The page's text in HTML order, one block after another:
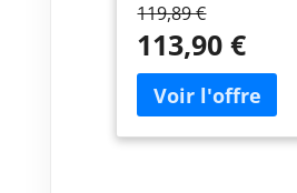
pour une clarté
exceptionnelle. Avec
ANSI, son contraste
sa température de
8000K, il produit des
lumineuses aux
119,89 €
113,90 €